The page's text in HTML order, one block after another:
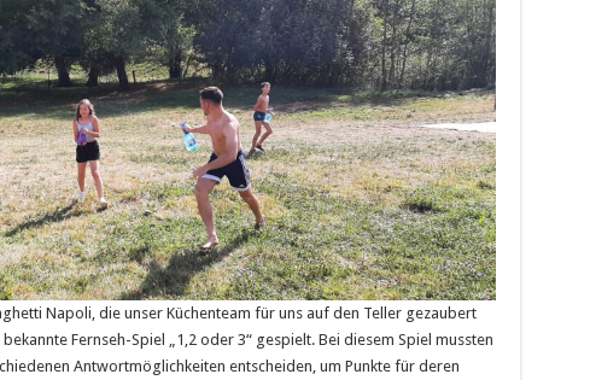
Napoli, die unser Küchenteam für uns auf den Teller gezaubert
Fernseh-Spiel „1,2 oder 3“ gespielt. Bei diesem Spiel mussten
Antwortmöglichkeiten entscheiden, um Punkte für deren